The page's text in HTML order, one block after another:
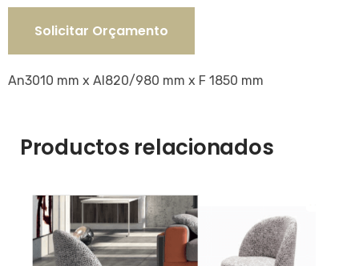
Solicitar Orçamento
An3010 mm x Al820/980 mm x F 1850 mm
Productos relacionados